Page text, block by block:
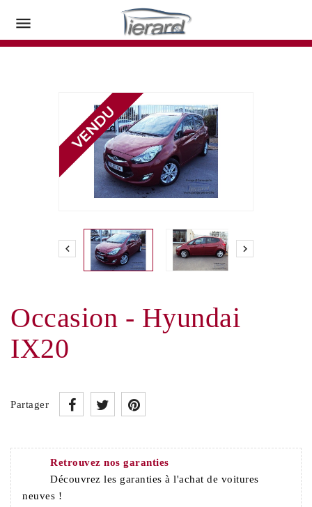

 
Occasion - Hyundai
IX20
Partager
Retrouvez nos garanties
Découvrez les garanties à l'achat de voitures
neuves !